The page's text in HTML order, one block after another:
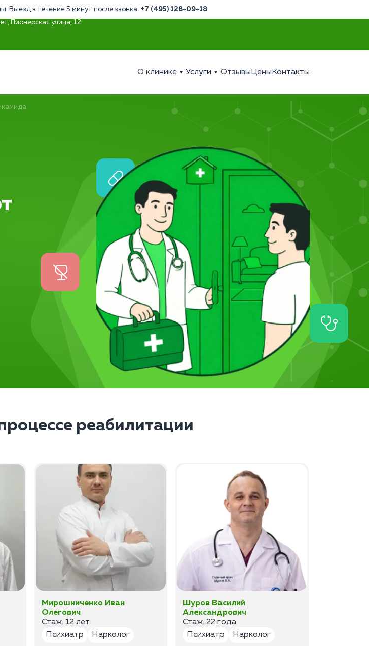
Выезд в течение 5 минут после звонка: +7 (495) 128-09-18
Пионерская улица, 12
О клинике Услуги Отзывы Цены Контакты
реабилитации
Мирошниченко Иван
Олегович
Стаж: 12 лет
Психиатр
Нарколог
Шуров Василий
Александрович
Стаж: 22 года
Психиатр
Нарколог